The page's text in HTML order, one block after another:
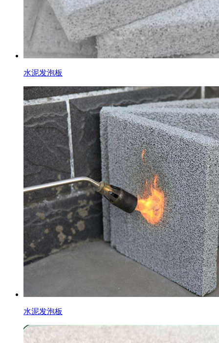
水泥发泡板
水泥发泡板